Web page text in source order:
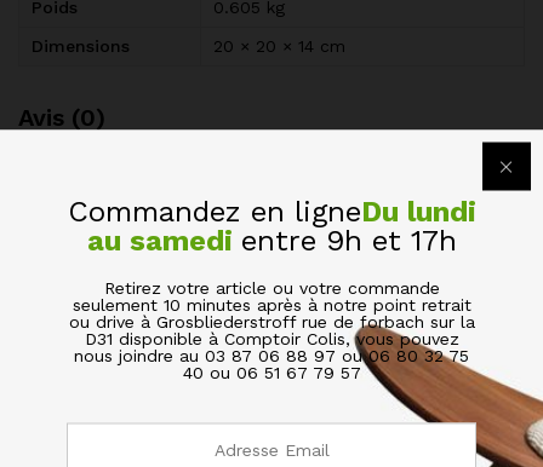
Poids
0.605 kg
Dimensions
20 × 20 × 14 cm
Avis (0)
BOUTEILLE HERMÉTIQUE VIN BIÈRE SODA”
champs obligatoires sont indiqués avec*
Votre évaluation de ce produit
Commandez en ligneDu lundi
au samedi entre 9h et 17h
Retirez votre article ou votre commande
seulement 10 minutes après à notre point retrait
ou drive à Grosbliederstroff rue de forbach sur la
D31 disponible à Comptoir Colis, vous pouvez
nous joindre au 03 87 06 88 97 ou 06 80 32 75
40 ou 06 51 67 79 57